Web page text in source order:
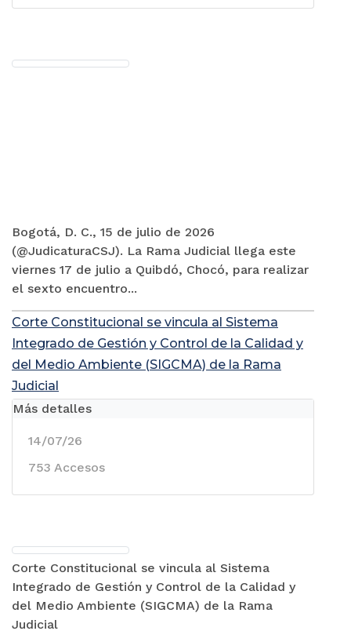
Bogotá, D. C., 15 de julio de 2026
(@JudicaturaCSJ). La Rama Judicial llega este
viernes 17 de julio a Quibdó, Chocó, para realizar
el sexto encuentro...
Corte Constitucional se vincula al Sistema
Integrado de Gestión y Control de la Calidad y
del Medio Ambiente (SIGCMA) de la Rama
Judicial
Corte Constitucional se vincula al Sistema
Integrado de Gestión y Control de la Calidad y
del Medio Ambiente (SIGCMA) de la Rama
Judicial
Más detalles
14/07/26
753 Accesos